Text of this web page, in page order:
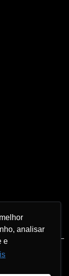
analisar
e
analisar
e